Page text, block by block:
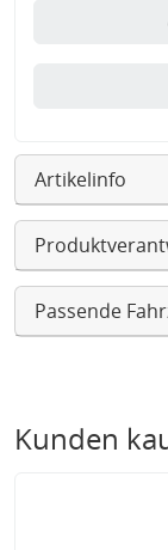
Artikelinfo
Passende
Kunden